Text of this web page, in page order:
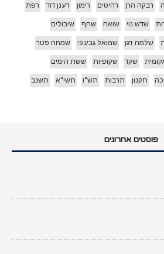
רבקה הרן רהיטים רימון רענן דוד רפת
שדש נוי שואה שחף שיבולים
שלמה דגן שמואל גבעוני שמחה פטר
שקד שקופיות ששת הימים
תקנון תרבות תש"ו תשי"א תשנב
פוסטים אחרונים